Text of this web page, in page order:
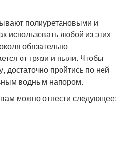
полиуретановыми и
использовать любой из этих
обязательно
от грязи и пыли. Чтобы
достаточно пройтись по ней
водным напором.
можно отнести следующее: